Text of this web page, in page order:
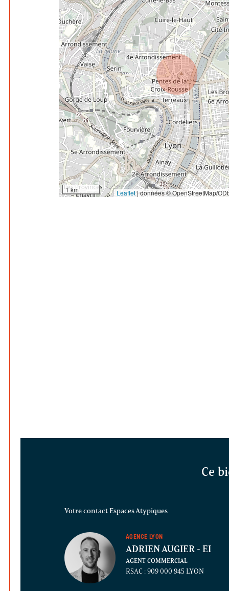
1 km Leaflet |données © OpenStreetMap/
Ce
Votre contact Espaces Atypiques
AGENCE LYON
ADRIEN AUGIER - EI
AGENT COMMERCIAL
RSAC : 909 000 945 LYON